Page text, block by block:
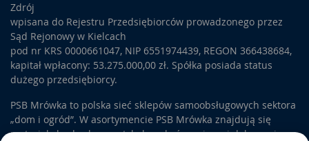
Zdrój
wpisana do Rejestru Przedsiębiorców prowadzonego przez
Sąd Rejonowy w Kielcach
pod nr KRS 0000661047, NIP 6551974439, REGON 366438684,
kapitał wpłacony: 53.275.000,00 zł. Spółka posiada status
dużego przedsiębiorcy.
PSB Mrówka to polska sieć sklepów samoobsługowych sektora
„dom i ogród”. W asortymencie PSB Mrówka znajdują się
materiały budowlane, artykuły wykończeniowe i dekoracyjne,